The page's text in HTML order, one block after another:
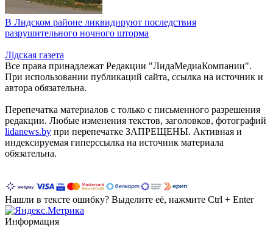
В Лидском районе ликвидируют последствия
разрушительного ночного шторма
Лiдская газета
Все права принадлежат Редакции "ЛидаМедиаКомпании".
При использовании публикаций сайта, ссылка на источник и
автора обязательна.
Перепечатка материалов c только с письменного разрешения
редакции. Любые изменения текстов, заголовков, фотографий
lidanews.by при перепечатке ЗАПРЕЩЕНЫ. Активная и
индексируемая гиперссылка на источник материала
обязательна.
Нашли в тексте ошибку? Выделите её, нажмите Ctrl + Enter
Информация